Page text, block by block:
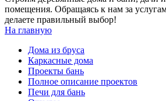
помещения. Обращаясь к нам за
делаете правильный выбор!
На главную
Дома из бруса
Каркасные дома
Проекты бань
Полное описание проектов
Печи для бань